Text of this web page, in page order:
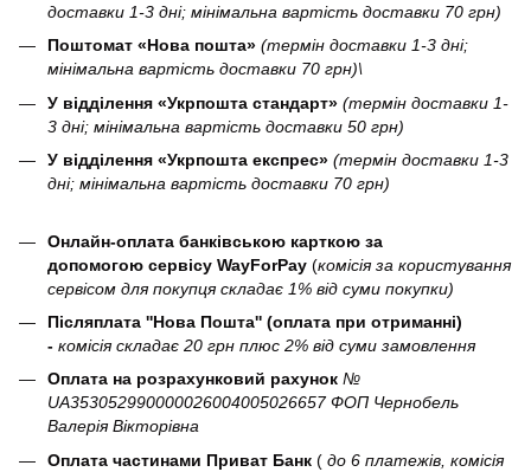
доставки 1-3 дні; мінімальна вартість доставки 70 грн)
Поштомат «Нова пошта» (термін доставки 1-3 дні;
мінімальна вартість доставки 70 грн)\
У відділення «Укрпошта стандарт» (термін доставки 1-
3 дні; мінімальна вартість доставки 50 грн)
У відділення «Укрпошта експрес» (термін доставки 1-3
дні; мінімальна вартість доставки 70 грн)
Онлайн-оплата банківською карткою за
допомогою сервісу WayForPay (комісія за користування
сервісом для покупця складає 1% від суми покупки)
Післяплата ''Нова Пошта'' (оплата при отриманні)
- комісія складає 20 грн плюс 2% від суми замовлення
Оплата на розрахунковий рахунок №
UA353052990000026004005026657 ФОП Чернобель
Валерія Вікторівна
Оплата частинами Приват Банк ( до 6 платежів, комісія